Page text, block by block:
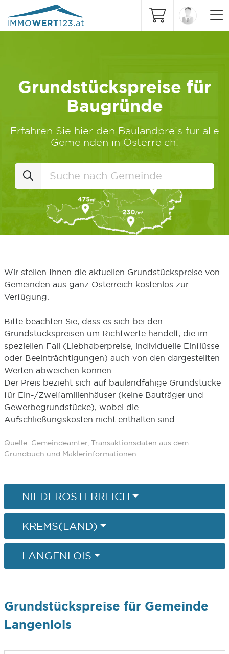
Grundstückspreise für
Baugründe
Erfahren Sie hier den Baulandpreis für alle
Gemeinden in Österreich!
Wir stellen Ihnen die aktuellen Grundstückspreise von
Gemeinden aus ganz Österreich kostenlos zur
Verfügung.
Bitte beachten Sie, dass es sich bei den
Grundstückspreisen um Richtwerte handelt, die im
speziellen Fall (Liebhaberpreise, individuelle Einflüsse
oder Beeinträchtigungen) auch von den dargestellten
Werten abweichen können.
Der Preis bezieht sich auf baulandfähige Grundstücke
für Ein-/Zweifamilienhäuser (keine Bauträger und
Gewerbegrundstücke), wobei die
Aufschließungskosten nicht enthalten sind.
Quelle: Gemeindeämter, Transaktionsdaten aus dem
Grundbuch und Maklerinformationen
NIEDERÖSTERREICH
KREMS(LAND)
LANGENLOIS
Grundstückspreise für Gemeinde
Langenlois